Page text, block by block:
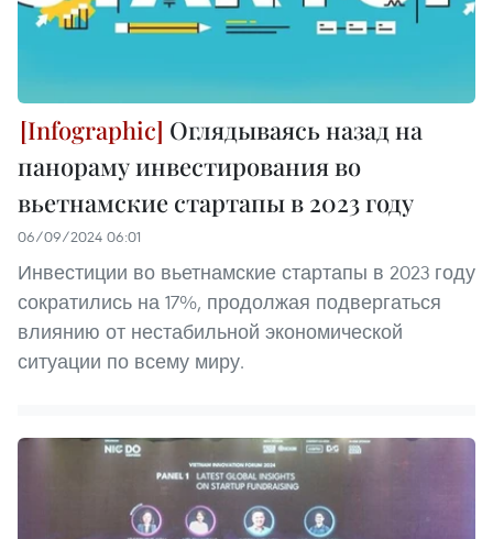
Оглядываясь назад на
панораму инвестирования во
вьетнамские стартапы в 2023 году
06/09/2024 06:01
Инвестиции во вьетнамские стартапы в 2023 году
сократились на 17%, продолжая подвергаться
влиянию от нестабильной экономической
ситуации по всему миру.